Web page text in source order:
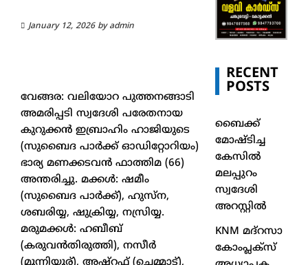
January 12, 2026by admin
വേങ്ങര: വലിയോറ പുത്തനങ്ങാടി
അമരിപ്പടി സ്വദേശി പരേതനായ
കുറുക്കൻ ഇബ്രാഹിം ഹാജിയുടെ
(സുബൈദ പാർക്ക് ഓഡിറ്റോറിയം)
ഭാര്യ മണക്കടവൻ ഫാത്തിമ (66)
അന്തരിച്ചു. മക്കൾ: ഷമീം
(സുബൈദ പാർക്ക്), ഹുസ്‌ന,
ശബരിയ്യ, ഷുക്രിയ്യ, നസ്രിയ്യ.
മരുമക്കൾ: ഹബീബ്
(കരുവൻതിരുത്തി), നസീർ
RECENT
POSTS
ബൈക്ക്
മോഷ്ടിച്ച
കേസിൽ
മലപ്പുറം
സ്വദേശി
അറസ്റ്റിൽ
KNM മദ്റസാ
കോംപ്ലക്സ്